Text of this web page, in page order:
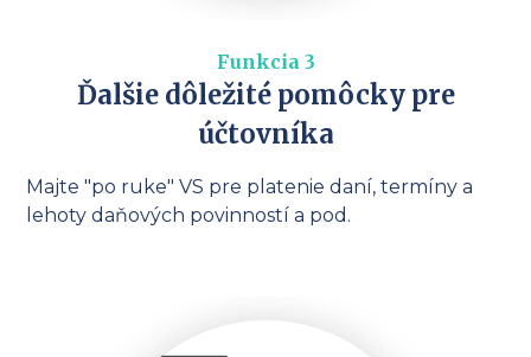
Funkcia 3
Ďalšie dôležité pomôcky pre
účtovníka
Majte "po ruke" VS pre platenie daní, termíny a
lehoty daňových povinností a pod.